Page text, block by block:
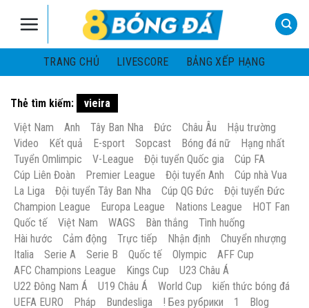
TRANG CHỦ
LIVESCORE BẢNG XẾP HẠNG
Thẻ tìm kiếm:
vieira
Việt Nam
Anh Tây Ban Nha Đức Châu Âu
Hậu trường
Video
Kết quả E-sport Sopcast Bóng đá nữ
Hạng nhất
Tuyển Omlimpic
V-League Đội tuyển Quốc gia
Cúp FA
Cúp Liên Đoàn
Premier League Đội tuyển Anh
Cúp nhà Vua
La Liga
Đội tuyển Tây Ban Nha Cúp QG Đức
Đội tuyển Đức
Champion League
Europa League Nations League
HOT Fan
Quốc tế
Việt Nam WAGS Bàn thắng
Tình huống
Hài hước
Cảm động Trực tiếp Nhận định
Chuyển nhượng
Italia
Serie A Serie B Quốc tế Olympic
AFF Cup
AFC Champions League
Kings Cup
U23 Châu Á
U22 Đông Nam Á
U19 Châu Á World Cup
kiến thức bóng đá
UEFA EURO
Pháp Bundesliga ! Без рубрики 1 Blog